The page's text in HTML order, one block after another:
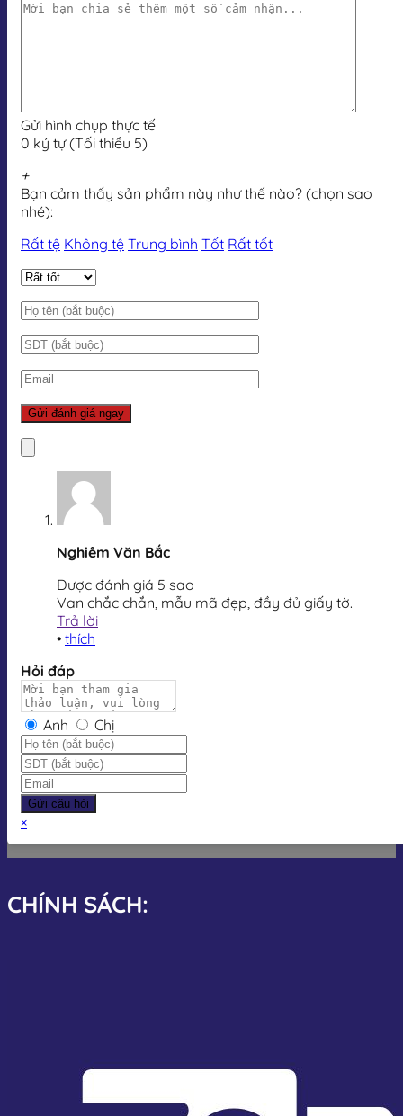
Gửi hình chụp thực tế
0 ký tự (Tối thiểu 5)
+
Bạn cảm thấy sản phẩm này như thế nào? (chọn sao
nhé):
Rất tệ Không tệ Trung bình Tốt Rất tốt
Nghiêm Văn Bắc
Được đánh giá 5 sao
Van chắc chắn, mẫu mã đẹp, đầy đủ giấy tờ.
Trả lời
• thích
Hỏi đáp
Anh Chị
Gửi câu hỏi
×
CHÍNH SÁCH: